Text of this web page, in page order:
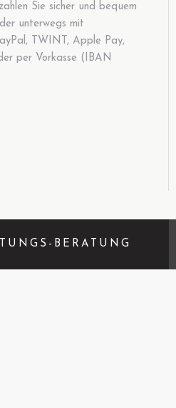
Sie sicher und bequem
unterwegs mit
TWINT, Apple Pay,
per Vorkasse (IBAN
BERATUNG